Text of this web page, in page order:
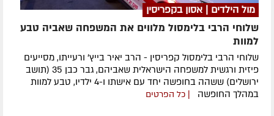
מול הילדים | אסון בקפריסין
שלוחי הרבי בלימסול מלווים את המשפחה שאביה טבע
למוות
שלוחי הרבי בלימסול קפריסין - הרב יאיר בייץ' ורעייתו, מסייעים
פיזית ורגשית למשפחה הישראלית שאביהם, גבר כבן 35 (תושב
ירושלים) ששהה בחופשה יחד עם אישתו ו-4 ילדיו, טבע למוות
במהלך החופשה | כל הפרטים